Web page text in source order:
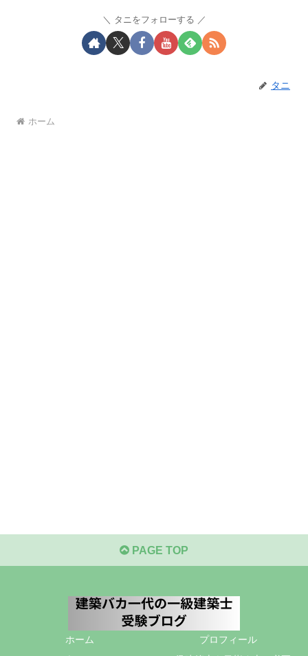
タニをフォローする
タニ
ホーム
PAGE TOP
ホーム
プロフィール